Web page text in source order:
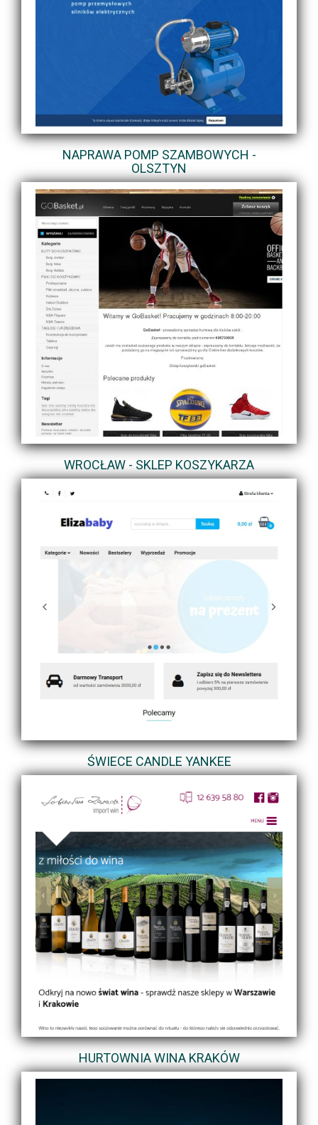
NAPRAWA POMP SZAMBOWYCH -
OLSZTYN
WROCŁAW - SKLEP KOSZYKARZA
ŚWIECE CANDLE YANKEE
HURTOWNIA WINA KRAKÓW